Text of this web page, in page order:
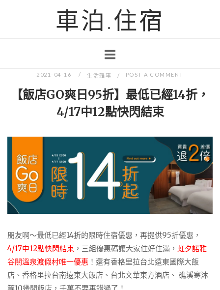
車泊.住宿
2021-04-16 生活雜事 POST A COMMENT
【飯店GO爽日95折】最低已經14折，
4/17中12點快閃結束
朋友啊～最低已經14折的限時住宿優惠，再提供95折優惠，
4/17中12點快閃結束 ，三組優惠碼讓大家住好住滿， 虹夕諾雅
谷關溫泉渡假村唯一優惠 ！還有香格里拉台北遠東國際大飯
店、香格里拉台南遠東大飯店、台北文華東方酒店、 礁溪寒沐